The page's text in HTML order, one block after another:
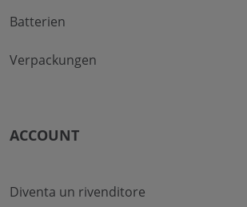
Batterien
Verpackungen
ACCOUNT
Diventa un rivenditore